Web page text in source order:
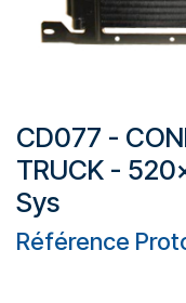
CD077 -
TRUCK -
Sys
Référence